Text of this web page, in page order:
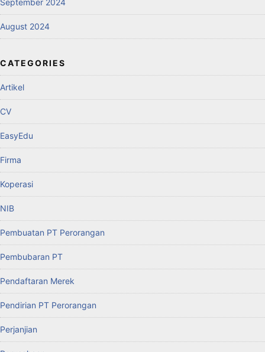
August 2024
CATEGORIES
Artikel
CV
EasyEdu
Firma
Koperasi
NIB
Pembuatan PT Perorangan
Pembubaran PT
Pendaftaran Merek
Pendirian PT Perorangan
Perjanjian